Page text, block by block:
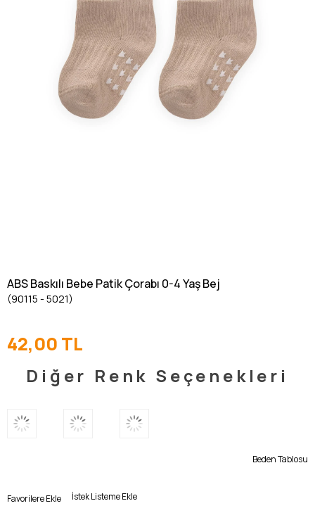
ABS Baskılı Bebe Patik Çorabı 0-4 Yaş Bej
(90115 - 5021)
42,00 TL
Diğer Renk Seçenekleri
Beden Tablosu
Favorilere Ekle İstek Listeme Ekle